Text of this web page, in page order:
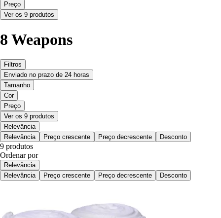
Preço
Ver os 9 produtos
8 Weapons
Filtros
Enviado no prazo de 24 horas
Tamanho
Cor
Preço
Ver os 9 produtos
Relevância
Relevância
Preço crescente Preço decrescente Desconto
9 produtos
Ordenar por
Relevância
Relevância
Preço crescente Preço decrescente Desconto